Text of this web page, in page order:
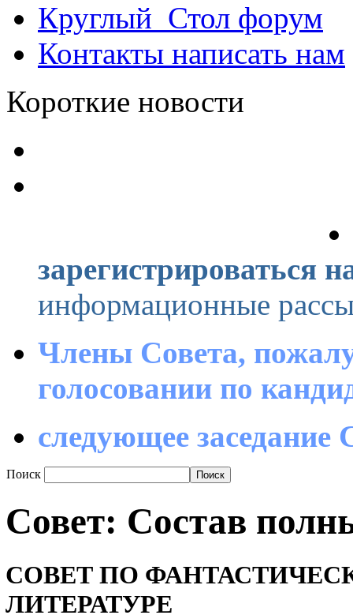
Круглый_Стол форум
Контакты написать нам
Короткие новости
зарегистрироваться
информационные
Члены Совета,
голосовании по
следующее заседание
Поиск
Совет: Состав
СОВЕТ ПО
ЛИТЕРАТУРЕ